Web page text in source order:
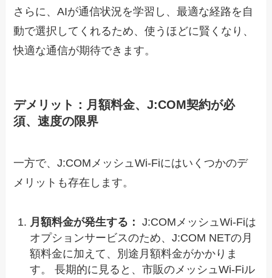
さらに、AIが通信状況を学習し、最適な経路を自
動で選択してくれるため、使うほどに賢くなり、
快適な通信が期待できます。
デメリット：月額料金、J:COM契約が必
須、速度の限界
一方で、J:COMメッシュWi-Fiにはいくつかのデ
メリットも存在します。
月額料金が発生する： J:COMメッシュWi-Fiは
オプションサービスのため、J:COM NETの月
額料金に加えて、別途月額料金がかかりま
す。 長期的に見ると、市販のメッシュWi-Fiル